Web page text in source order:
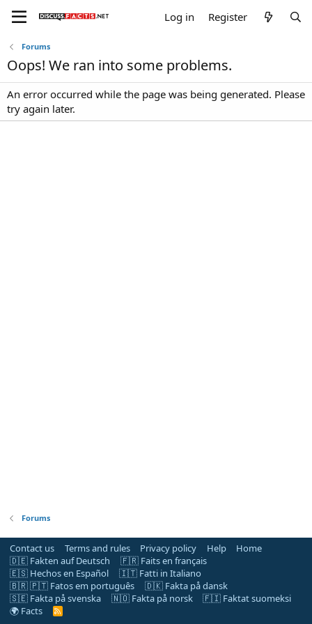
Log in Register
Forums
Oops! We ran into some problems.
An error occurred while the page was being generated. Please
try again later.
Forums
Contact us Terms and rules Privacy policy Help
Home
🇩🇪 Fakten auf Deutsch
🇫🇷 Faits en français
🇪🇸 Hechos en Español
🇮🇹 Fatti in Italiano
🇧🇷 🇵🇹 Fatos em português
🇩🇰 Fakta på dansk
🇸🇪 Fakta på svenska
🇳🇴 Fakta på norsk
🇫🇮 Faktat suomeksi
🌍 Facts
R